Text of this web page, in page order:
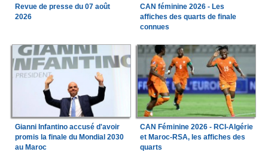
Revue de presse du 07 août
2026
CAN féminine 2026 - Les
affiches des quarts de finale
connues
Gianni Infantino accusé d'avoir
promis la finale du Mondial 2030
au Maroc
CAN Féminine 2026 - RCI-Algérie
et Maroc-RSA, les affiches des
quarts